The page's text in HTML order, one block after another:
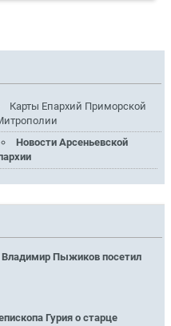
Карты Епархий Приморской
Новости Арсеньевской
Владимир Пыжиков посетил
Гурия о старце